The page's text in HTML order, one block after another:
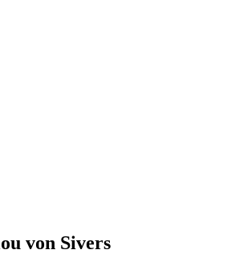
von Sivers